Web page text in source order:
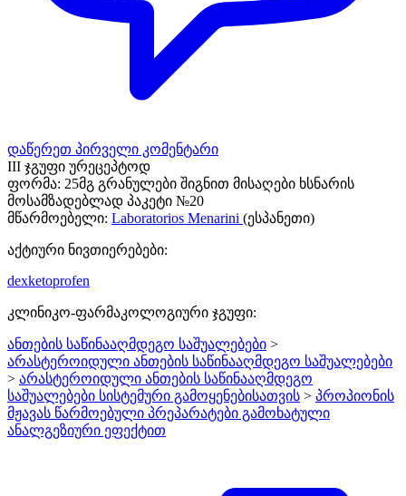
დაწერეთ პირველი კომენტარი
III ჯგუფი ურეცეპტოდ
ფორმა: 25მგ გრანულები შიგნით მისაღები ხსნარის
მოსამზადებლად პაკეტი №20
მწარმოებელი: Laboratorios Menarini (ესპანეთი)
აქტიური ნივთიერებები:
dexketoprofen
კლინიკო-ფარმაკოლოგიური ჯგუფი:
ანთების საწინააღმდეგო საშუალებები >
არასტეროიდული ანთების საწინააღმდეგო საშუალებები
> არასტეროიდული ანთების საწინააღმდეგო
საშუალებები სისტემური გამოყენებისათვის > პროპიონის
მჟავას წარმოებული პრეპარატები გამოხატული
ანალგეზიური ეფექტით